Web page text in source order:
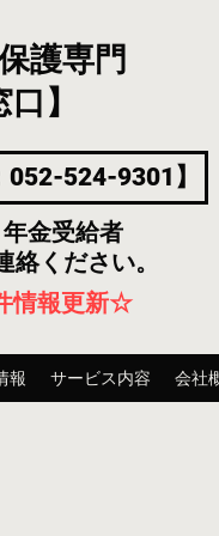
護専門
】
524-9301】
金受給者
ください。
情報更新☆
報 サービス内容 会社